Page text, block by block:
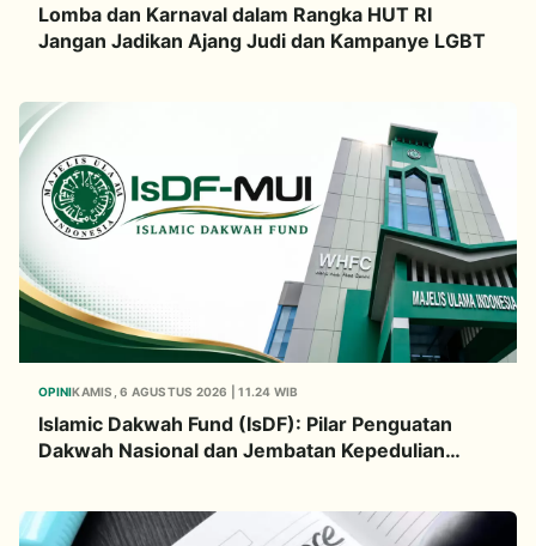
Lomba dan Karnaval dalam Rangka HUT RI
Jangan Jadikan Ajang Judi dan Kampanye LGBT
OPINIKAMIS, 6 AGUSTUS 2026 | 11.24 WIB
Islamic Dakwah Fund (IsDF): Pilar Penguatan
Dakwah Nasional dan Jembatan Kepedulian